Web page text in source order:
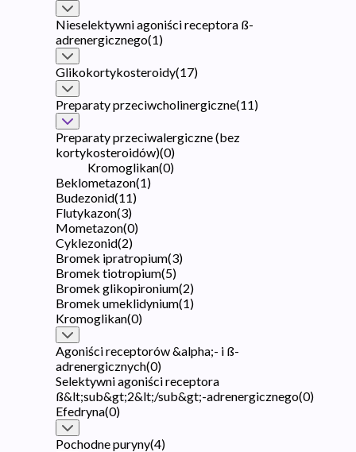
Nieselektywni agoniści receptora ß-
adrenergicznego(1)
Glikokortykosteroidy(17)
Preparaty przeciwcholinergiczne(11)
Preparaty przeciwalergiczne (bez
kortykosteroidów)(0)
Kromoglikan(0)
Beklometazon(1)
Budezonid(11)
Flutykazon(3)
Mometazon(0)
Cyklezonid(2)
Bromek ipratropium(3)
Bromek tiotropium(5)
Bromek glikopironium(2)
Bromek umeklidynium(1)
Kromoglikan(0)
Agoniści receptorów &alpha;- i ß-
adrenergicznych(0)
Selektywni agoniści receptora
ß&lt;sub&gt;2&lt;/sub&gt;-adrenergicznego(0)
Efedryna(0)
Pochodne puryny(4)